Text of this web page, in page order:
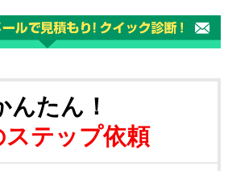
んたん！
ステップ依頼